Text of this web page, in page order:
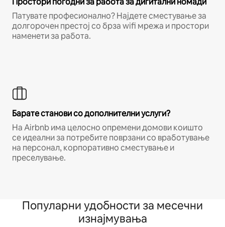
Патувате професионално? Најдете сместување за
долгорочен престој со брза wifi мрежа и простори
наменети за работа.
Барате станови со дополнителни услуги?
На Airbnb има целосно опремени домови коишто
се идеални за потребите поврзани со вработување
на персонал, корпоративно сместување и
преселување.
Популарни удобности за месечни
изнајмувања